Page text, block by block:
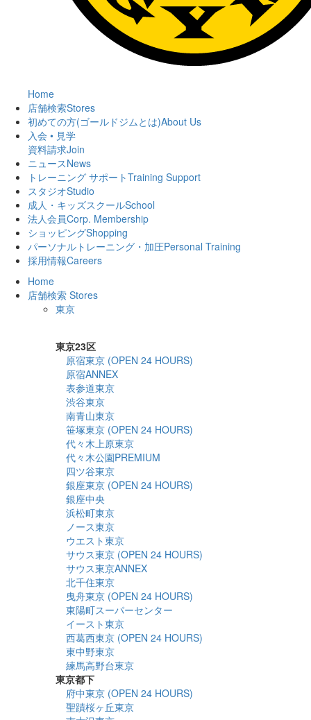
Home
店舗検索Stores
初めての方(ゴールドジムとは)About Us
入会 • 見学
資料請求Join
ニュースNews
トレーニング サポートTraining Support
スタジオStudio
成人・キッズスクールSchool
法人会員Corp. Membership
ショッピングShopping
パーソナルトレーニング・加圧Personal Training
採用情報Careers
Home
店舗検索 Stores
東京
東京23区
原宿東京 (OPEN 24 HOURS)
原宿ANNEX
表参道東京
渋谷東京
南青山東京
笹塚東京 (OPEN 24 HOURS)
代々木上原東京
代々木公園PREMIUM
四ツ谷東京
銀座東京 (OPEN 24 HOURS)
銀座中央
浜松町東京
ノース東京
ウエスト東京
サウス東京 (OPEN 24 HOURS)
サウス東京ANNEX
北千住東京
曳舟東京 (OPEN 24 HOURS)
東陽町スーパーセンター
イースト東京
西葛西東京 (OPEN 24 HOURS)
東中野東京
練馬高野台東京
東京都下
府中東京 (OPEN 24 HOURS)
聖蹟桜ヶ丘東京